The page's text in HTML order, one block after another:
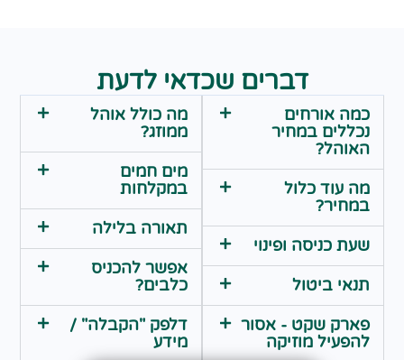
דברים שכדאי לדעת
כמה אורחים
נכללים במחיר
האוהל?
מה עוד כלול
במחיר?
שעת כניסה ופינוי
תנאי ביטול
פארק שקט - אסור
להפעיל מוזיקה
מה כולל אוהל
ממוזג?
מים חמים
במקלחות
תאורה בלילה
אפשר להכניס
כלבים?
דלפק "הקבלה" /
מידע